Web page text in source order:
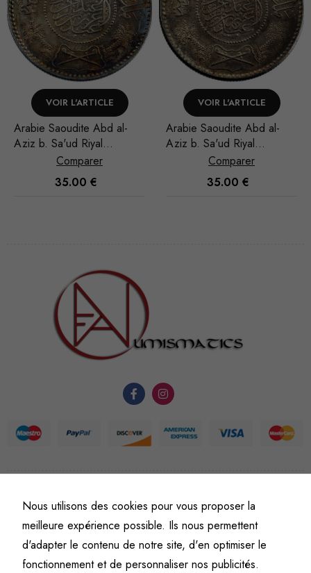
VOIR L'ARTICLE
Arabie Saoudite Abd al-
Aziz b. Sa'ud Riyal
1935/AH 1354
Comparer
35.00
VOIR L'ARTICLE
Arabie Saoudite Abd al-
Aziz b. Sa'ud Riyal
1935/AH 1354
Comparer
28.00
© Fine art numismatics
Politique de confidentialitéConditions générales de vente et d’utilisation
Mentions légales
Nous utilisons des cookies pour vous proposer la
meilleure expérience possible. Ils nous permettent
d'adapter le contenu de notre site, d'en optimiser le
fonctionnement et de personnaliser nos publicités.
puissions
site Web, en
fonction de
l'usage qu'il
en est fait.